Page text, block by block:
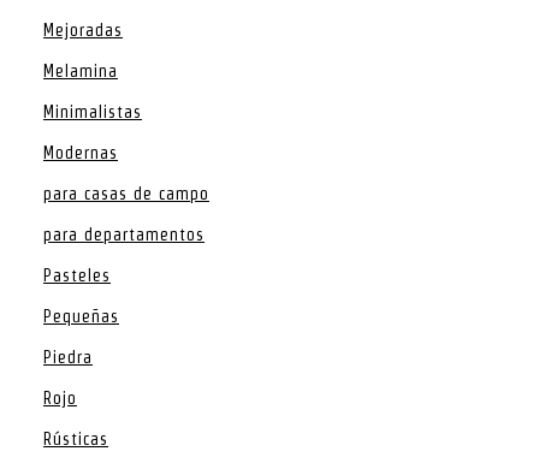
Mejoradas
Melamina
Minimalistas
Modernas
para casas de campo
para departamentos
Pasteles
Pequeñas
Piedra
Rojo
Rústicas